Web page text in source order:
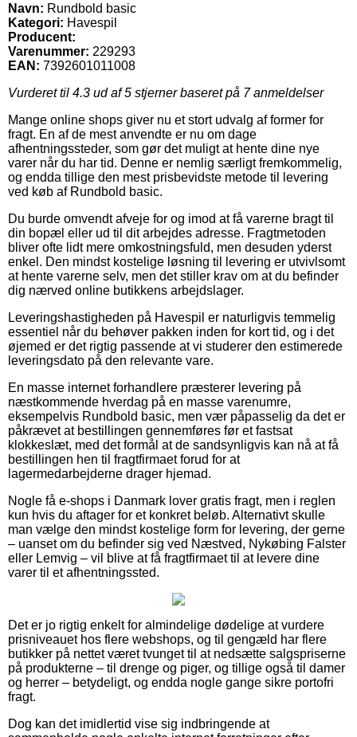
Navn: Rundbold basic
Kategori: Havespil
Producent:
Varenummer: 229293
EAN: 7392601011008
Vurderet til 4.3 ud af 5 stjerner baseret på 7anmeldelser
Mange online shops giver nu et stort udvalg af former for
fragt. En af de mest anvendte er nu om dage
afhentningssteder, som gør det muligt at hente dine nye
varer når du har tid. Denne er nemlig særligt fremkommelig,
og endda tillige den mest prisbevidste metode til levering
ved køb af Rundbold basic.
Du burde omvendt afveje for og imod at få varerne bragt til
din bopæl eller ud til dit arbejdes adresse. Fragtmetoden
bliver ofte lidt mere omkostningsfuld, men desuden yderst
enkel. Den mindst kostelige løsning til levering er utvivlsomt
at hente varerne selv, men det stiller krav om at du befinder
dig nærved online butikkens arbejdslager.
Leveringshastigheden på Havespil er naturligvis temmelig
essentiel når du behøver pakken inden for kort tid, og i det
øjemed er det rigtig passende at vi studerer den estimerede
leveringsdato på den relevante vare.
En masse internet forhandlere præsterer levering på
næstkommende hverdag på en masse varenumre,
eksempelvis Rundbold basic, men vær påpasselig da det er
påkrævet at bestillingen gennemføres før et fastsat
klokkeslæt, med det formål at de sandsynligvis kan nå at få
bestillingen hen til fragtfirmaet forud for at
lagermedarbejderne drager hjemad.
Nogle få e-shops i Danmark lover gratis fragt, men i reglen
kun hvis du aftager for et konkret beløb. Alternativt skulle
man vælge den mindst kostelige form for levering, der gerne
– uanset om du befinder sig ved Næstved, Nykøbing Falster
eller Lemvig – vil blive at få fragtfirmaet til at levere dine
varer til et afhentningssted.
Det er jo rigtig enkelt for almindelige dødelige at vurdere
prisniveauet hos flere webshops, og til gengæld har flere
butikker på nettet været tvunget til at nedsætte salgspriserne
på produkterne – til drenge og piger, og tillige også til damer
og herrer – betydeligt, og endda nogle gange sikre portofri
fragt.
Dog kan det imidlertid vise sig indbringende at